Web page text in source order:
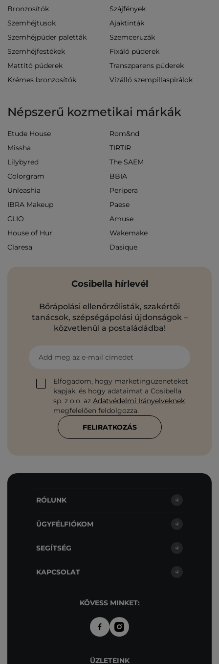
Bronzosítók
Szájfények
Szemhéjtusok
Ajaktinták
Szemhéjpúder paletták
Szemceruzák
Szemhéjfestékek
Fixáló púderek
Mattító púderek
Transzparens púderek
Krémes bronzosítók
Vízálló szempillaspirálok
Népszerű kozmetikai márkák
Etude House
Rom&nd
Missha
TIRTIR
Lilybyred
The SAEM
Colorgram
BBIA
Unleashia
Peripera
IBRA Makeup
Paese
CLIO
Amuse
House of Hur
Wakemake
Claresa
Dasique
Cosibella hírlevél
Bőrápolási ellenőrzőlisták, szakértői
tanácsok, szépségápolási újdonságok –
közvetlenül a postaládádba!
Add meg az e-mail címedet
Elfogadom, hogy marketingüzeneteket
kapjak, és hogy adataimat a Cosibella
sp. z o.o. az Adatvédelmi Irányelveknek
megfelelően feldolgozza.
FELIRATKOZÁS
RÓLUNK
ÜGYFÉLFIÓKOM
SEGÍTSÉG
KAPCSOLAT
KÖVESS MINKET:
ÜZLETEINK